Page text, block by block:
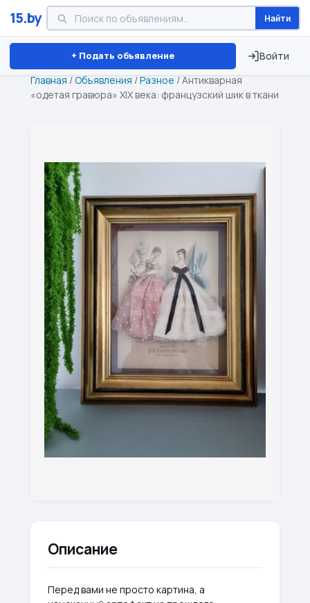
15.by Найти
+ Подать объявление Войти
Минск Витебск Брест ⏱ ТОЛЬКО 15 ДНЕЙ
Главная /Объявления /Разное /Антикварная
«одетая гравюра» XIX века: французский шик в ткани
Описание
Перед вами не просто картина, а